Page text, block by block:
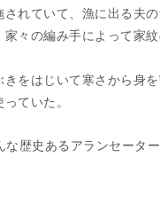
れていて、漁に出る夫
々の編み手によって家
をはじいて寒さから身
ていた。
歴史あるアランセータ